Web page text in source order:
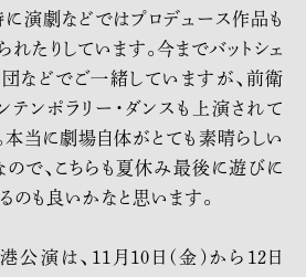
に演劇などではプロデュース作品も
れたりしています。今までバットシェ
などでご一緒していますが、前衛
テンポラリー・ダンスも上演されて
本当に劇場自体がとても素晴らしい
ので、こちらも夏休み最後に遊びに
のも良いかなと思います。
公演は、11月10日(金)から12日